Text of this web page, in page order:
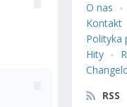
O nas
Kontakt
Polityka
Hity
RSS